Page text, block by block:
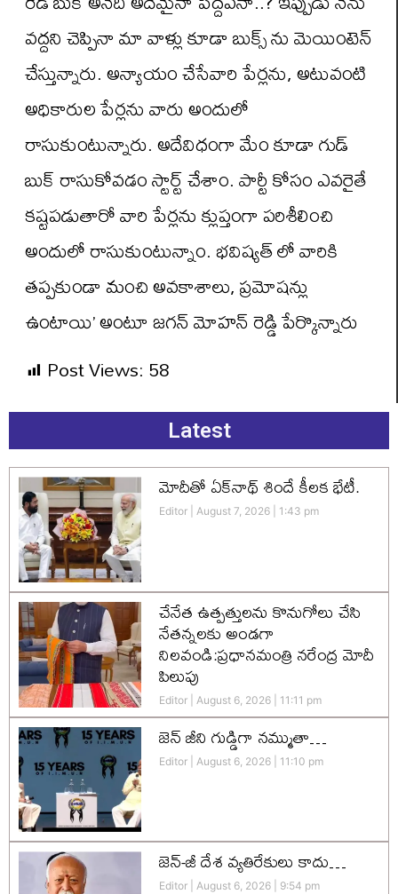
వద్దని చెప్పినా మా వాళ్లు కూడా బుక్స్ ను మెయింటెన్
చేస్తున్నారు. అన్యాయం చేసేవారి పేర్లను, అటువంటి
అధికారుల పేర్లను వారు అందులో
రాసుకుంటున్నారు. అదేవిధంగా మేం కూడా గుడ్
బుక్ రాసుకోవడం స్టార్ట్ చేశాం. పార్టీ కోసం ఎవరైతే
కష్టపడుతారో వారి పేర్లను క్లుప్తంగా పరిశీలించి
అందులో రాసుకుంటున్నాం. భవిష్యత్ లో వారికి
తప్పకుండా మంచి అవకాశాలు, ప్రమోషన్లు
ఉంటాయి’ అంటూ జగన్ మోహన్ రెడ్డి పేర్కొన్నారు
Post Views:58
Latest
మోదీతో ఏక్‌నాథ్ శిందే కీలక భేటీ.
Editor August 7, 2026 1:43 pm
చేనేత ఉత్పత్తులను కొనుగోలు చేసి
నేతన్నలకు అండగా
నిలవండి:ప్రధానమంత్రి నరేంద్ర మోదీ
పిలుపు
Editor August 6, 2026 11:11 pm
జెన్‌ జీని గుడ్డిగా నమ్ముతా…
Editor August 6, 2026 11:10 pm
జెన్-జీ దేశ వ్యతిరేకులు కాదు…
Editor August 6, 2026 9:54 pm